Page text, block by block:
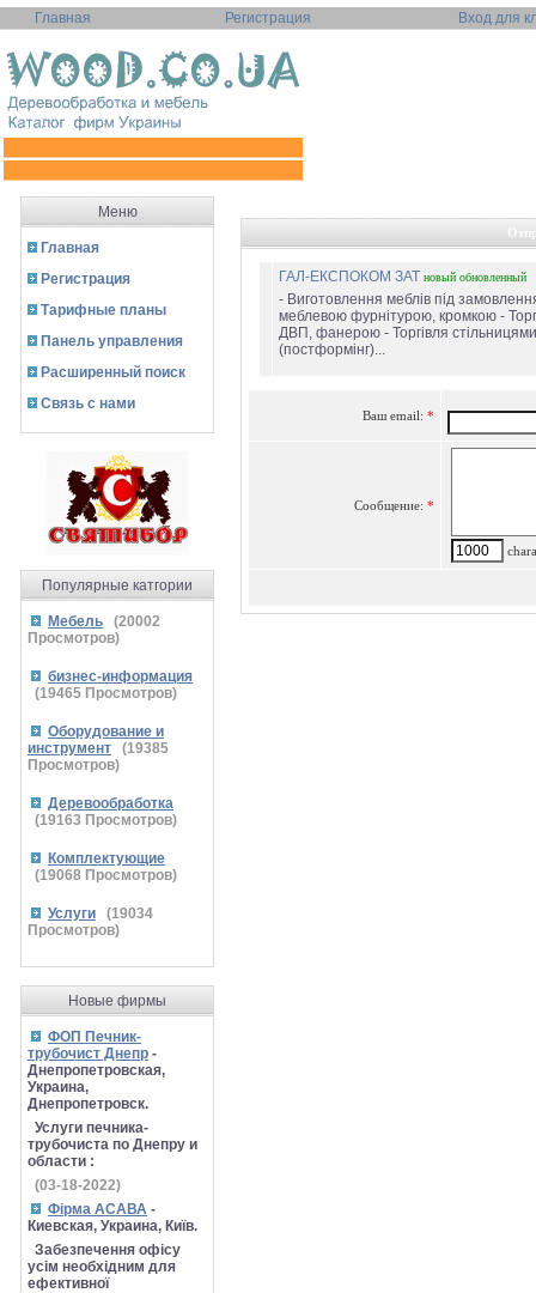
Главная Регистрация Вход для
Меню
Главная
Регистрация
Тарифные планы
Панель управления
Расширенный поиск
Связь с нами
Популярные катгории
Мебель (20002
Просмотров)
бизнес-информация
(19465 Просмотров)
Оборудование и
инструмент
(19385
Просмотров)
Деревообработка
(19163 Просмотров)
Комплектующие
(19068 Просмотров)
Услуги (19034
Просмотров)
Новые фирмы
ФОП Печник-
трубочист Днепр -
Днепропетровская,
Украина,
Днепропетровск.
Услуги печника-
трубочиста по Днепру и
области :
(03-18-2022)
Фірма АСАВА -
Киевская, Украина, Київ.
Забезпечення офісу
усім необхідним для
ефективної
ГАЛ-ЕКСПОКОМ ЗАТ новый обновленный
- Виготовлення меблів під
меблевою фурнітурою, кромкою -
ДВП, фанерою - Торгівля стільницями
(постформінг)...
Ваш email: *
Сообщение: *